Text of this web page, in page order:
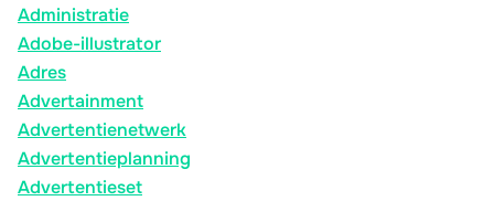
Administratie
Adobe-illustrator
Adres
Advertainment
Advertentienetwerk
Advertentieplanning
Advertentieset